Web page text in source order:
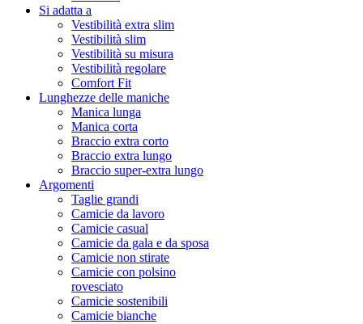
Si adatta a
Vestibilità extra slim
Vestibilità slim
Vestibilità su misura
Vestibilità regolare
Comfort Fit
Lunghezze delle maniche
Manica lunga
Manica corta
Braccio extra corto
Braccio extra lungo
Braccio super-extra lungo
Argomenti
Taglie grandi
Camicie da lavoro
Camicie casual
Camicie da gala e da sposa
Camicie non stirate
Camicie con polsino
rovesciato
Camicie sostenibili
Camicie bianche